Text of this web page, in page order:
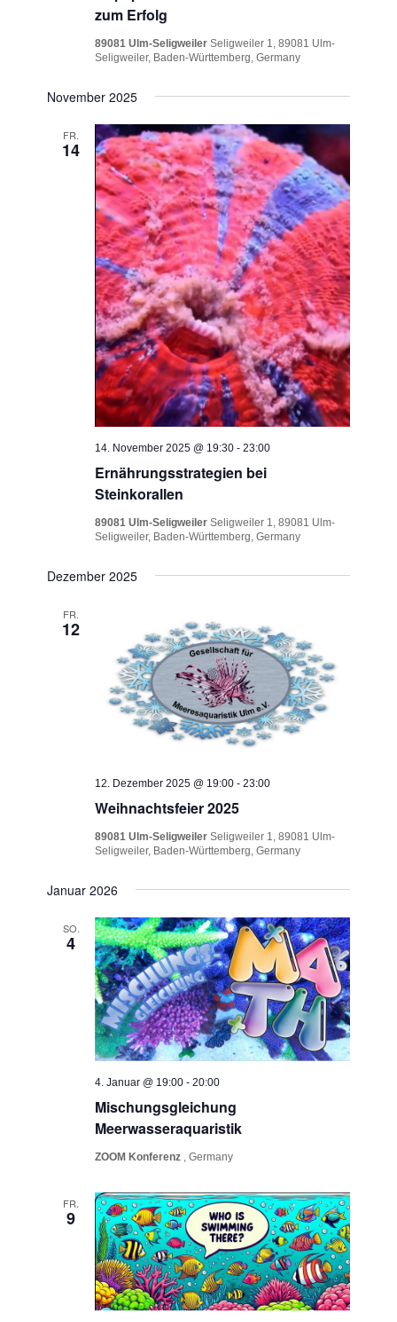
zum Erfolg
89081 Ulm-SeligweilerSeligweiler 1, 89081 Ulm-
Seligweiler, Baden-Württemberg, Germany
November 2025
FR.
14
Ernährungsstrategien bei
Steinkorallen
14. November 2025 @ 19:30 -23:00
89081 Ulm-SeligweilerSeligweiler 1, 89081 Ulm-
Seligweiler, Baden-Württemberg, Germany
Dezember 2025
FR.
12
Weihnachtsfeier 2025
12. Dezember 2025 @ 19:00 -23:00
89081 Ulm-SeligweilerSeligweiler 1, 89081 Ulm-
Seligweiler, Baden-Württemberg, Germany
Januar 2026
SO.
4
Mischungsgleichung
Meerwasseraquaristik
4. Januar @ 19:00 -20:00
ZOOM Konferenz , Germany
FR.
9